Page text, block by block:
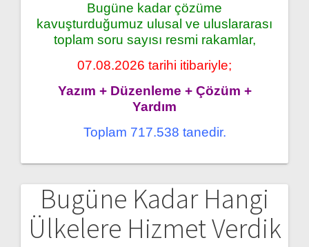
Bugüne kadar çözüme
kavuşturduğumuz ulusal ve uluslararası
toplam soru sayısı resmi rakamlar,
07.08.2026 tarihi itibariyle;
Yazım + Düzenleme + Çözüm +
Yardım
Toplam 717.538 tanedir.
Bugüne Kadar Hangi
Ülkelere Hizmet Verdik